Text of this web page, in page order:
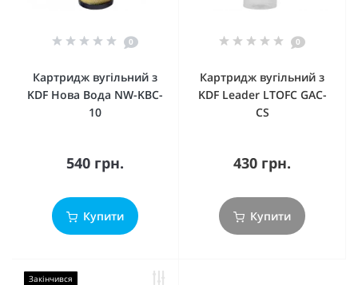
0
Картридж вугільний з
KDF Нова Вода NW-KBC-
10
540 грн.
Купити
0
Картридж вугільний з
KDF Leader LTOFC GAC-
CS
430 грн.
Купити
Закінчився